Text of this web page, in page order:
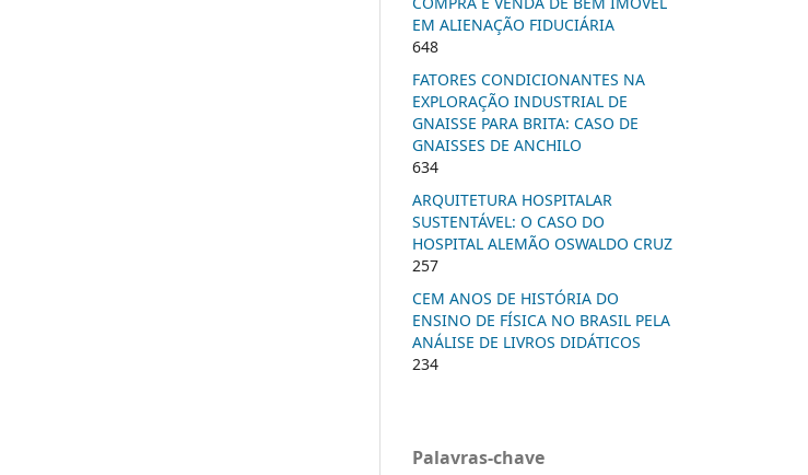
EM ALIENAÇÃO FIDUCIÁRIA
648
FATORES CONDICIONANTES NA
EXPLORAÇÃO INDUSTRIAL DE
GNAISSE PARA BRITA: CASO DE
GNAISSES DE ANCHILO
634
ARQUITETURA HOSPITALAR
SUSTENTÁVEL: O CASO DO
HOSPITAL ALEMÃO OSWALDO CRUZ
257
CEM ANOS DE HISTÓRIA DO
ENSINO DE FÍSICA NO BRASIL PELA
ANÁLISE DE LIVROS DIDÁTICOS
234
Palavras-chave